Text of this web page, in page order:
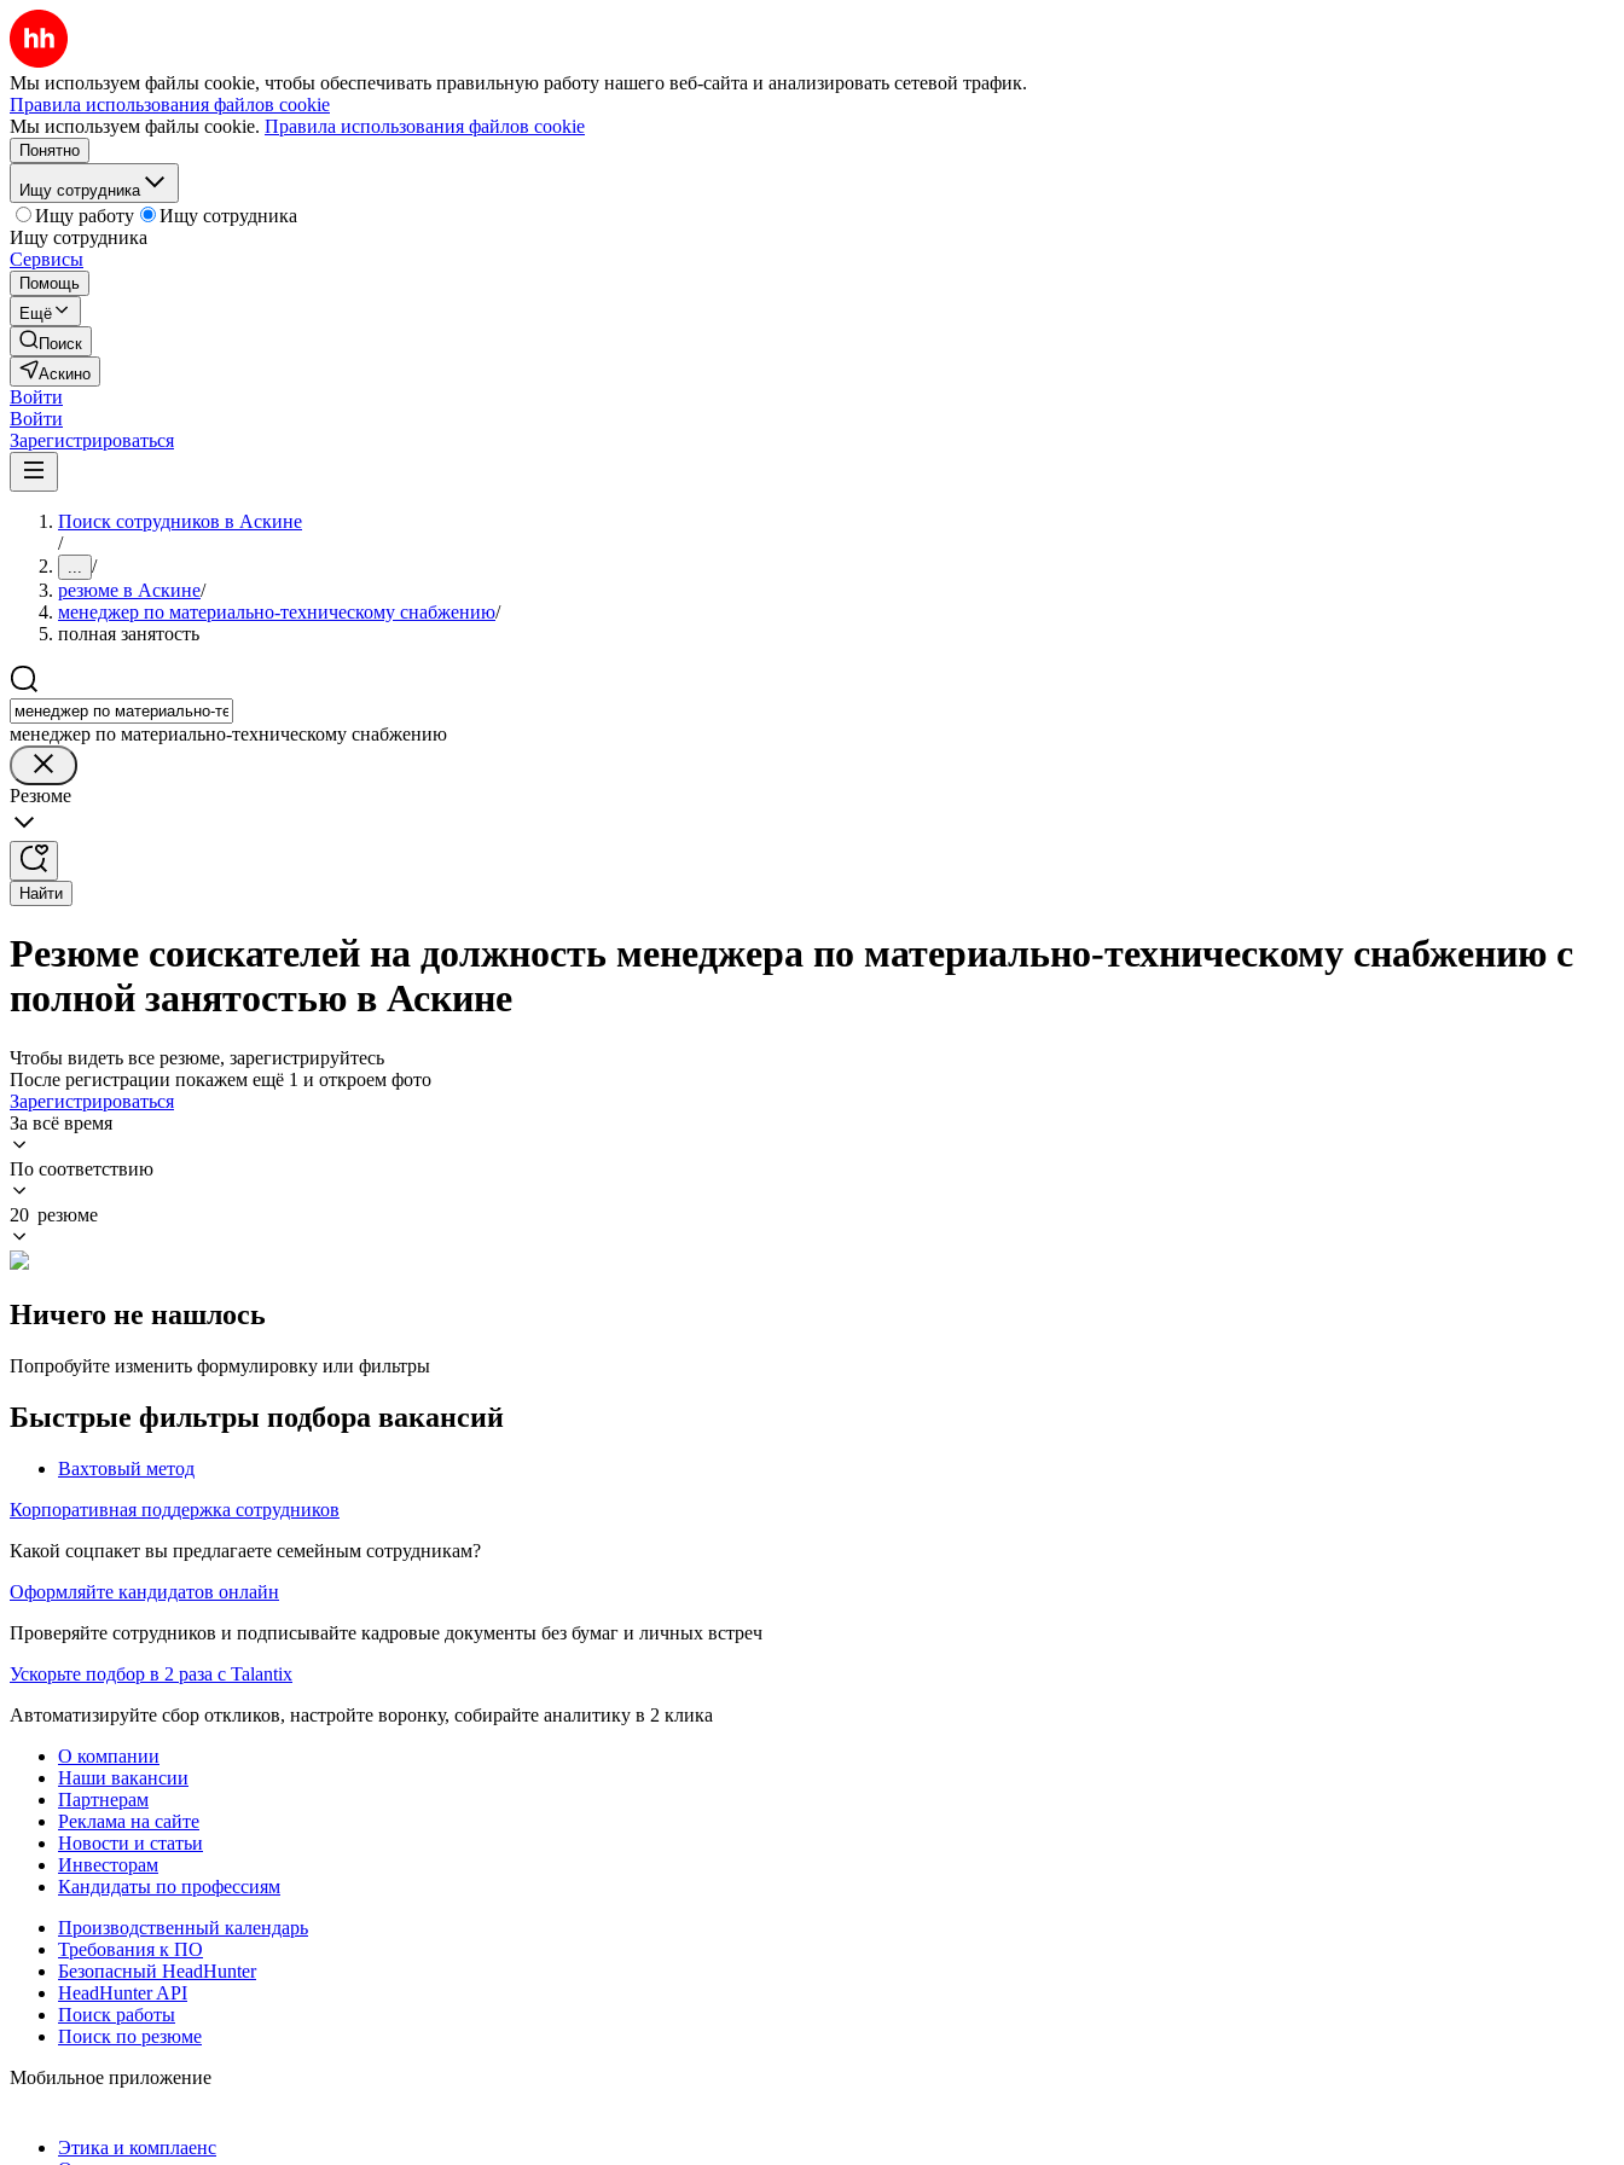
Мы используем файлы cookie, чтобы обеспечивать правильную работу нашего веб-сайта и анализировать сетевой трафик.
Правила использования файлов cookie
Мы используем файлы cookie. Правила использования файлов cookie
Понятно
Ищу сотрудника
Ищу работу
Ищу сотрудника
Ищу сотрудника
Сервисы
Помощь
Ещё
Поиск
Аскино
Войти
Войти
Зарегистрироваться
Поиск сотрудников в Аскине
/
... /
резюме в Аскине/
менеджер по материально-техническому снабжению/
полная занятость
менеджер по материально-техническому снабжению
Резюме
Найти
Резюме соискателей на должность менеджера по материально-техническому снабжению с
полной занятостью в Аскине
Чтобы видеть все резюме, зарегистрируйтесь
После регистрации покажем ещё 1 и откроем фото
Зарегистрироваться
За всё время
По соответствию
20 резюме
Ничего не нашлось
Попробуйте изменить формулировку или фильтры
Быстрые фильтры подбора вакансий
Вахтовый метод
Корпоративная поддержка сотрудников
Какой соцпакет вы предлагаете семейным сотрудникам?
Оформляйте кандидатов онлайн
Проверяйте сотрудников и подписывайте кадровые документы без бумаг и личных встреч
Ускорьте подбор в 2 раза с Talantix
Автоматизируйте сбор откликов, настройте воронку, собирайте аналитику в 2 клика
О компании
Наши вакансии
Партнерам
Реклама на сайте
Новости и статьи
Инвесторам
Кандидаты по профессиям
Производственный календарь
Требования к ПО
Безопасный HeadHunter
HeadHunter API
Поиск работы
Поиск по резюме
Мобильное приложение
Этика и комплаенс